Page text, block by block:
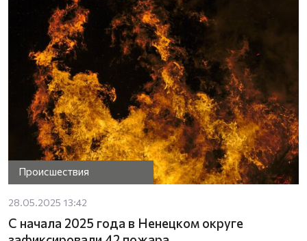
Происшествия
28.05.2025 13:42
С начала 2025 года в Ненецком округе